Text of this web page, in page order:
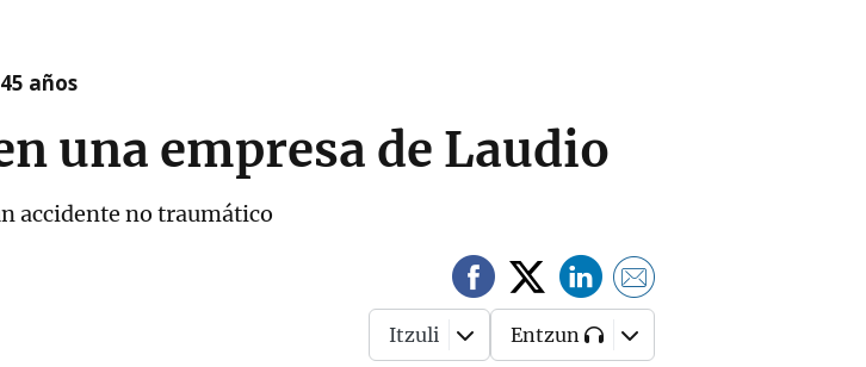
años
una empresa de Laudio
accidente no traumático
Itzuli Entzun